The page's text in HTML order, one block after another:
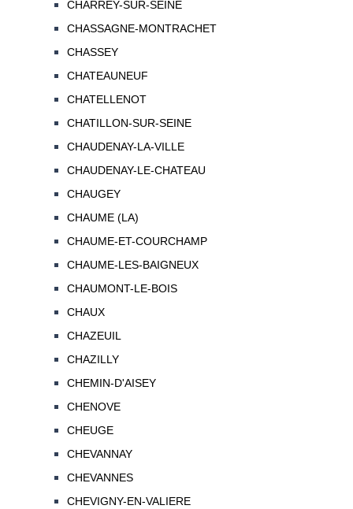
CHARREY-SUR-SEINE
CHASSAGNE-MONTRACHET
CHASSEY
CHATEAUNEUF
CHATELLENOT
CHATILLON-SUR-SEINE
CHAUDENAY-LA-VILLE
CHAUDENAY-LE-CHATEAU
CHAUGEY
CHAUME (LA)
CHAUME-ET-COURCHAMP
CHAUME-LES-BAIGNEUX
CHAUMONT-LE-BOIS
CHAUX
CHAZEUIL
CHAZILLY
CHEMIN-D'AISEY
CHENOVE
CHEUGE
CHEVANNAY
CHEVANNES
CHEVIGNY-EN-VALIERE